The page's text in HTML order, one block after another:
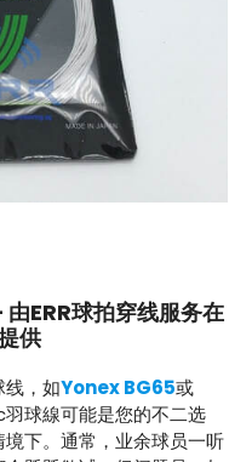
ERR球拍穿线服务在
供
，如Yonex BG65或
球線可能是您的不二选
下。通常，业余球员一听